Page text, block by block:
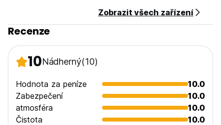
Nekuřácké, ale mají prostor pro kuřáky.
Domácí mazlíčci nejsou povoleni. (Auto-translated from
original language)
Zobrazit všech zařízení
Recenze
10Nádherný(10)
Hodnota za peníze
10.0
Zabezpečení
10.0
atmosféra
10.0
Čistota
10.0